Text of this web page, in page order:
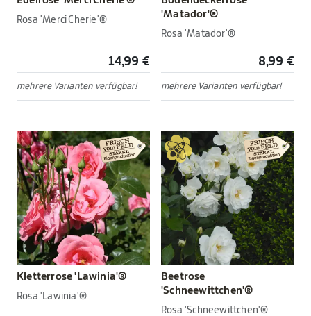
Rosa 'Merci Cherie'®
14,99 €
mehrere Varianten verfügbar!
'Matador'®
Rosa 'Matador'®
8,99 €
mehrere Varianten verfügbar!
Kletterrose 'Lawinia'®
Rosa 'Lawinia'®
Beetrose
'Schneewittchen'®
Rosa 'Schneewittchen'®